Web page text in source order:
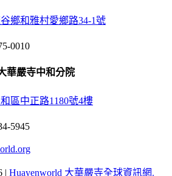
鄉和雅村愛鄉路34-1號
0010
華嚴寺中和分院
區中正路1180號4樓
5945
| Huayenworld 大華嚴寺全球資訊網.